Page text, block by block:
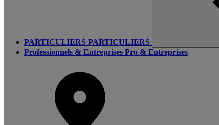
PARTICULIERS PARTICULIERS
Professionnels & Entreprises Pro & Entreprises